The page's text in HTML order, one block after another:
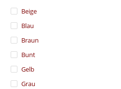
Beige
Blau
Braun
Bunt
Gelb
Grau